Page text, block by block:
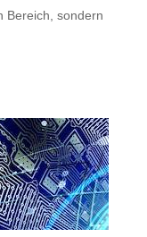
Bereich, sondern